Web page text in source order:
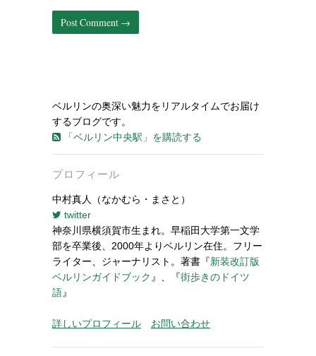
ベルリンの奥深い魅力をリアルタイムでお届け
するブログです。
「ベルリン中央駅」を購読する
プロフィール
中村真人（なかむら・まさと）
twitter
神奈川県横須賀市生まれ。早稲田大学第一文学
部を卒業後、2000年よりベルリン在住。フリー
ライター、ジャーナリスト。著書『新装改訂版
ベルリンガイドブック 』、『街歩きのドイツ
語』
詳しいプロフィール お問い合わせ